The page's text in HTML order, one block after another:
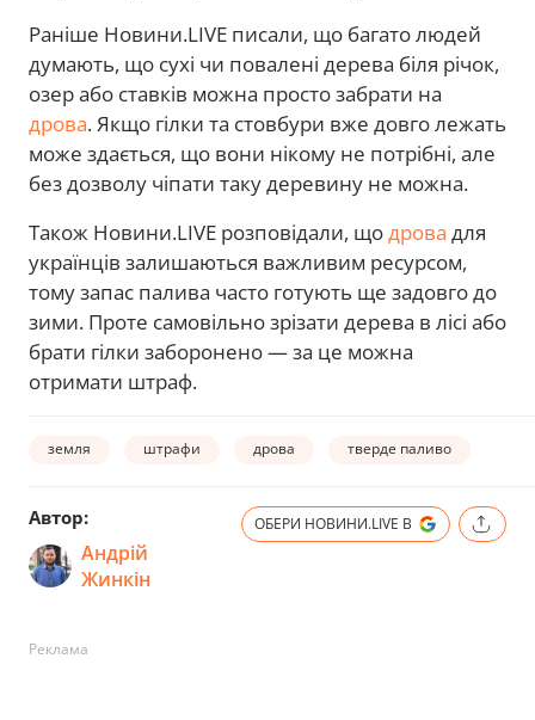
Раніше Новини.LIVE писали, що багато людей
думають, що сухі чи повалені дерева біля річок,
озер або ставків можна просто забрати на
дрова. Якщо гілки та стовбури вже довго лежать
може здається, що вони нікому не потрібні, але
без дозволу чіпати таку деревину не можна.
Також Новини.LIVE розповідали, що дрова для
українців залишаються важливим ресурсом,
тому запас палива часто готують ще задовго до
зими. Проте самовільно зрізати дерева в лісі або
брати гілки заборонено — за це можна
отримати штраф.
земля штрафи дрова тверде паливо
Автор:
Андрій
Жинкін
ОБЕРИ НОВИНИ.LIVE В
Реклама